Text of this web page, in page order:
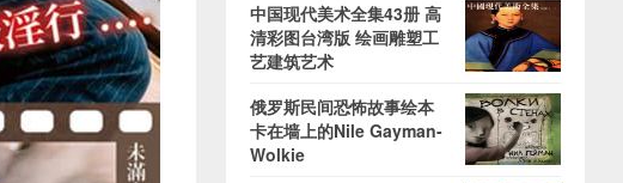
中国现代美术全集43册 高
清彩图台湾版 绘画雕塑工
艺建筑艺术
俄罗斯民间恐怖故事绘本
卡在墙上的Nile Gayman-
Wolkie